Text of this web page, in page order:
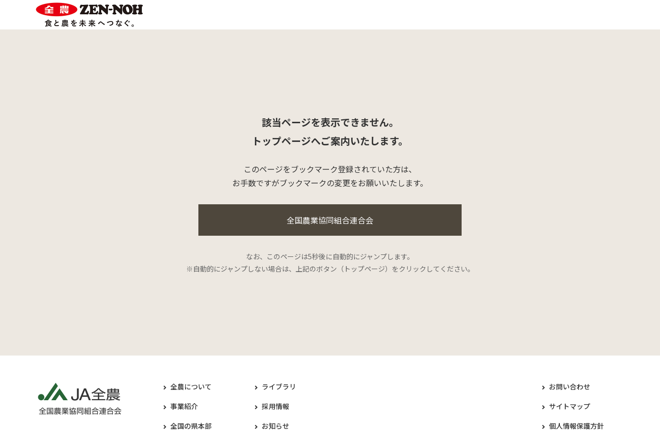
該当ページを表示できません。
トップページへご案内いたします。
このページをブックマーク登録されていた方は、
お手数ですがブックマークの変更をお願いいたします。
全国農業協同組合連合会
なお、このページは5秒後に自動的にジャンプします。
※自動的にジャンプしない場合は、上記のボタン（トップページ）をクリックしてください。
全農について
事業紹介
全国の県本部
ライブラリ
採用情報
お知らせ
お問い合わせ
サイトマップ
個人情報保護方針